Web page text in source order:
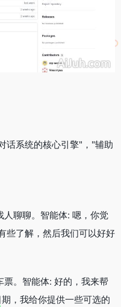
话系统的核心引擎"，"辅助
人聊聊。智能体: 嗯，你觉
些了解，然后我们可以好好
票。智能体: 好的，我来帮
，我给你提供一些可选的